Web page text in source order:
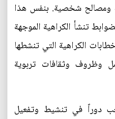
ومصالح شخصية. بنفس هذا
تنشأ الكراهية الموجهة
الكراهية التي تنشطها
وظروف وثقافات تربوية
دوراً في تنشيط وتفعيل